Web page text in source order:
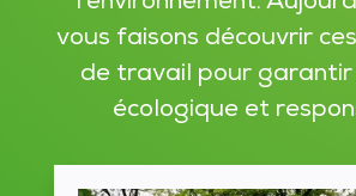
vous faisons découvrir
de travail pour garantir
écologique et